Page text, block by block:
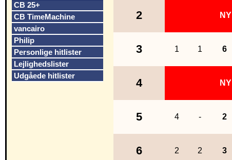
CB 25+
CB TimeMachine
vancairo
Philip
Personlige hitlister
Lejlighedslister
Udgåede hitlister
2 NY
3 1 1 6
4 NY
5 4 - 2
6 2 2 3